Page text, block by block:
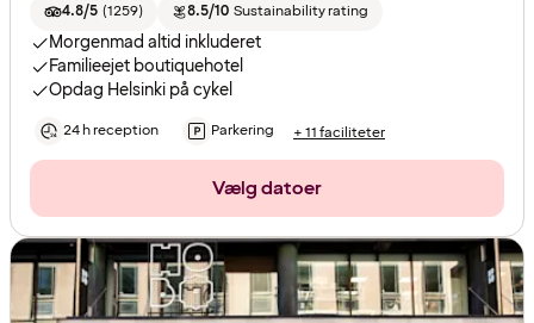
4.8/5 (1259) 8.5/10 Sustainability rating
Morgenmad altid inkluderet
Familieejet boutiquehotel
Opdag Helsinki på cykel
24 h reception Parkering + 11 faciliteter
Vælg datoer